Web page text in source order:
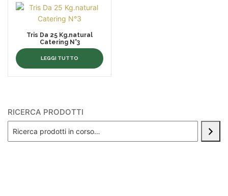
Tris Da 25 Kg.natural
Catering N°3
LEGGI TUTTO
RICERCA PRODOTTI